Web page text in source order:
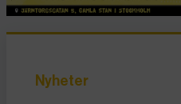
Nyheter